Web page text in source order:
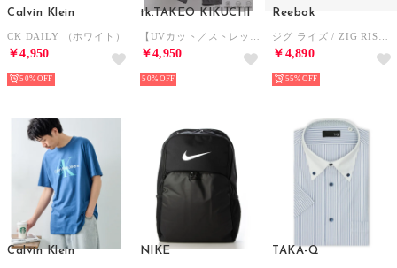
Calvin Klein
CK DAILY （ホワイト）
￥4,950
50%
tk.TAKEO KIKUCHI
￥4,950
50%
Reebok
￥4,890
55%
Calvin Klein NIKE TAKA-Q